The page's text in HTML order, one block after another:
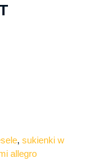
, sukienki w
allegro